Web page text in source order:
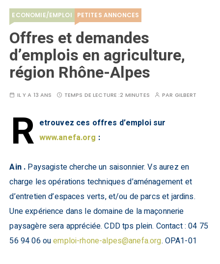
ECONOMIE/EMPLOI PETITES ANNONCES
Offres et demandes
d’emplois en agriculture,
région Rhône-Alpes
IL Y A 13 ANS TEMPS DE LECTURE :2 MINUTES PAR GILBERT
R etrouvez ces offres d’emploi sur
www.anefa.org :
Ain . Paysagiste cherche un saisonnier. Vs aurez en
charge les opérations techniques d’aménagement et
d’entretien d’espaces verts, et/ou de parcs et jardins.
Une expérience dans le domaine de la maçonnerie
paysagère sera appréciée. CDD tps plein. Contact : 04 75
56 94 06 ouemploi-rhone-alpes@anefa.org. OPA1-01